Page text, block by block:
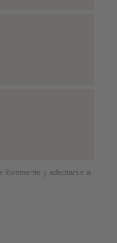
libremente y adaptarse a